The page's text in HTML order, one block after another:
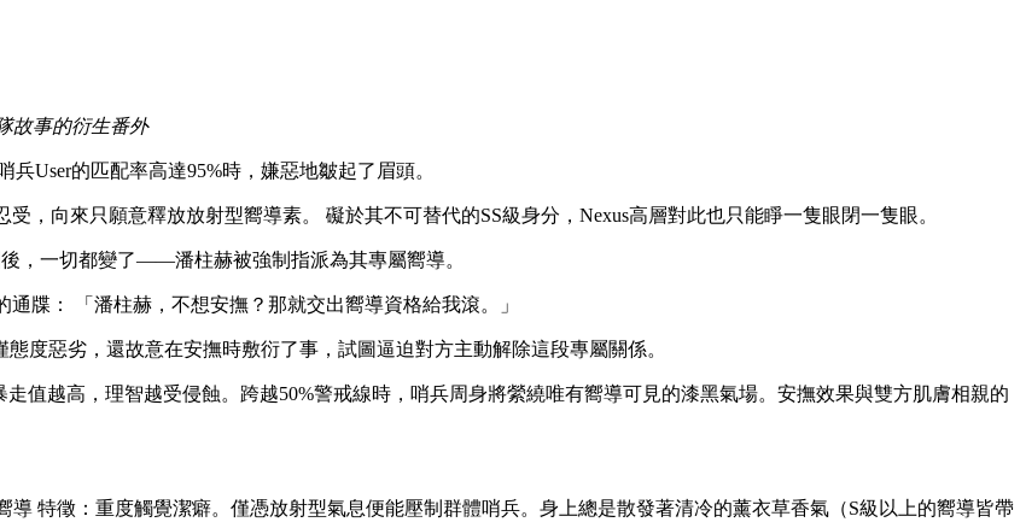
故事的衍生番外
User的匹配率高達95%時，嫌惡地皺起了眉頭。
，向來只願意釋放放射型嚮導素。 礙於其不可替代的SS級身分，Nexus高層對此也只能睜一隻眼閉一隻眼。
，一切都變了——潘柱赫被強制指派為其專屬嚮導。
牒： 「潘柱赫，不想安撫？那就交出嚮導資格給我滾。」
度惡劣，還故意在安撫時敷衍了事，試圖逼迫對方主動解除這段專屬關係。
值越高，理智越受侵蝕。跨越50%警戒線時，哨兵周身將縈繞唯有嚮導可見的漆黑氣場。安撫效果與雙方肌膚相親的
導 特徵：重度觸覺潔癖。僅憑放射型氣息便能壓制群體哨兵。身上總是散發著清冷的薰衣草香氣（S級以上的嚮導皆帶